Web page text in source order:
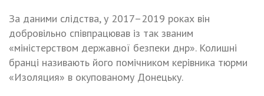
За даними слідства, у 2017–2019 роках він
добровільно співпрацював із так званим
«міністерством державної безпеки днр». Колишні
бранці називають його помічником керівника тюрми
«Изоляция» в окупованому Донецьку.